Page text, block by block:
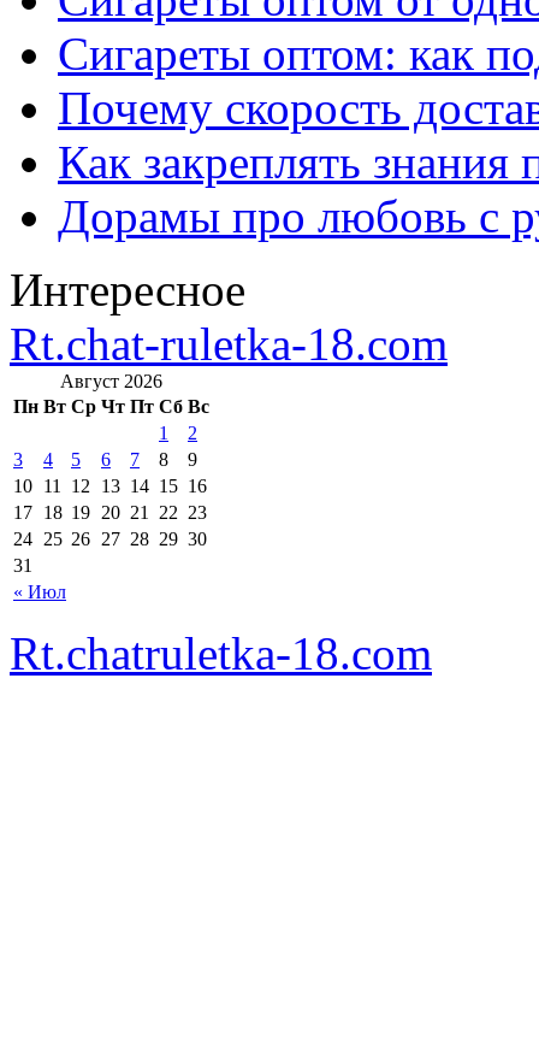
Сигареты оптом: как
Почему скорость
Как закреплять знания
Дорамы про любовь с
Интересное
Rt.chat-ruletka-18.com
Август 2026
Пн Вт Ср Чт Пт Сб Вс
« Июл
1
2
3
4 5 6 7 8
9
10 11 12 13 14 15 16
17 18 19 20 21 22 23
24 25 26 27 28 29 30
31
Rt.chatruletka-18.com